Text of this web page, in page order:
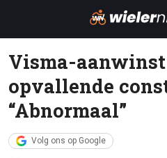
Visma-
opvallende
“Abnormaal”
Volg ons op Google